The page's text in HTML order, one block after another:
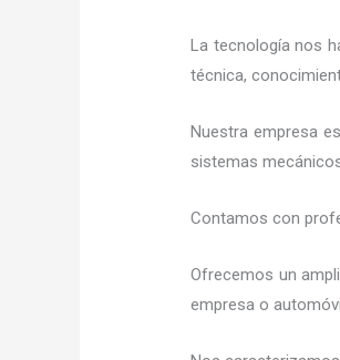
La tecnología nos
técnica,
Nuestra empresa
sistemas
Contamos con
Ofrecemos un
empresa o